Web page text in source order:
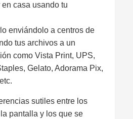
casa usando tu
enviándolo a centros de
tus archivos a un
como Vista Print, UPS,
Gelato, Adorama Pix,
sutiles entre los
pantalla y los que se